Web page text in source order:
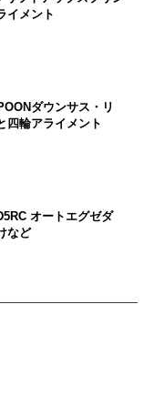
イメント
ダウンサス・リ
四輪アライメント
オートエグゼダ
など